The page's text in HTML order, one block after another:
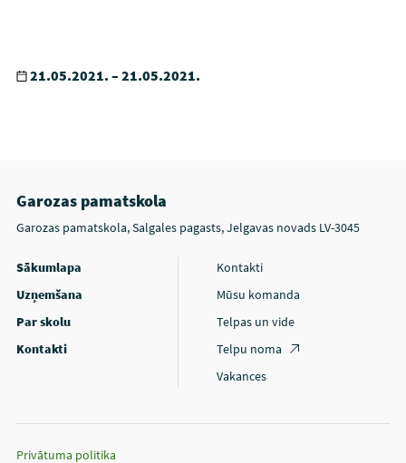
21.05.2021. – 21.05.2021.
Garozas pamatskola
Garozas pamatskola, Salgales pagasts, Jelgavas novads LV-3045
Sākumlapa
Uzņemšana
Par skolu
Kontakti
Kontakti
Mūsu komanda
Telpas un vide
Telpu noma
Vakances
Privātuma politika